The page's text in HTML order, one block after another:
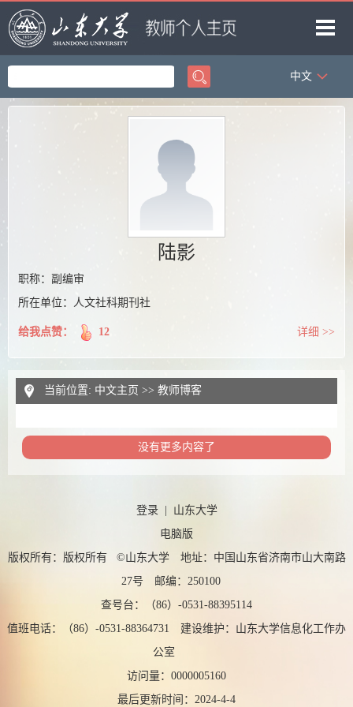
首页
中文
陆影
职称：副编审
所在单位：人文社科期刊社
给我点赞： 12 详细 >>
当前位置: 中文主页 >> 教师博客
没有更多内容了
登录| 山东大学
电脑版
版权所有：版权所有 ©山东大学 地址：中国山东省济南市山大南路
27号 邮编：250100
查号台：（86）-0531-88395114
值班电话：（86）-0531-88364731 建设维护：山东大学信息化工作办
公室
访问量： 0000005160
最后更新时间： 2024-4-4